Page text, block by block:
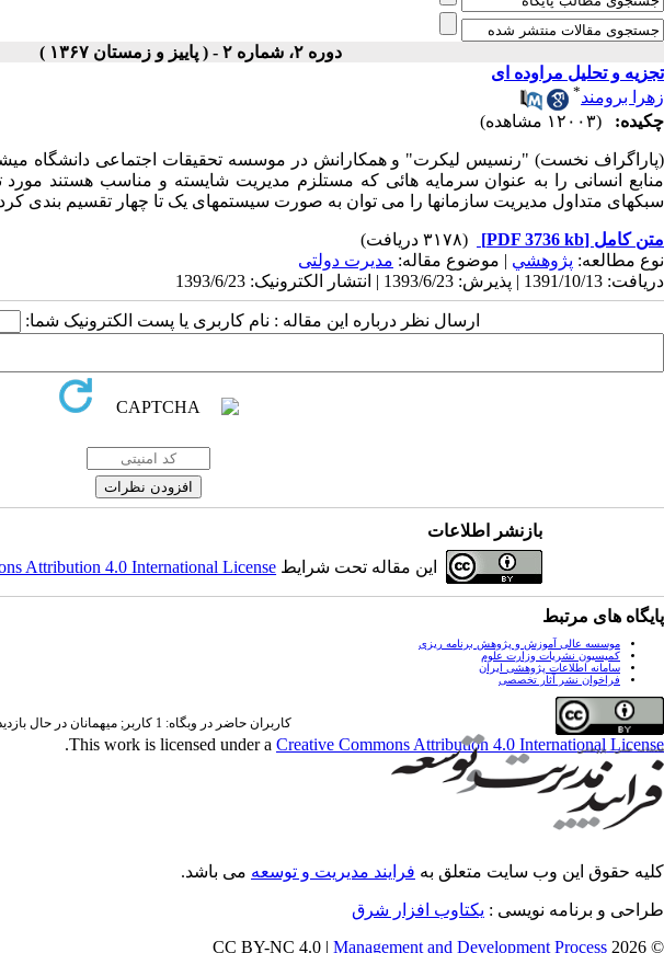
دوره ۲، شماره ۲ - ( پاييز و زمستان ۱۳۶۷ )
تجزیه و تحلیل مراوده ای
زهرا برومند*
چکیده: (۱۲۰۰۳ مشاهده)
(پاراگراف نخست) "رنسیس لیکرت" و همکارانش در موسسه تحقیقات اجتماعی دانشگاه
منابع انسانی را به عنوان سرمایه هائی که مستلزم مدیریت شایسته و مناسب هستند مورد
سبکهای متداول مدیریت سازمانها را می توان به صورت سیستمهای یک تا چهار تقسیم بندی
متن کامل [PDF 3736 kb]
(۳۱۷۸ دریافت)
نوع مطالعه: پژوهشي | موضوع مقاله: مدیرت دولتی
دریافت: 1391/10/13 | پذیرش: 1393/6/23 | انتشار الکترونیک: 1393/6/23
ارسال نظر درباره این مقاله : نام کاربری یا پست الکترونیک شما:
بازنشر اطلاعات
این مقاله تحت شرایط Attribution 4.0 International License
پایگاه های مرتبط
موسسه عالی آموزش و پژوهش برنامه ریزی
کمیسیون نشریات وزارت علوم
سامانه اطلاعات پژوهشی ایران
فراخوان نشر آثار تخصصی
This work is licensed under a Creative Commons Attribution 4.0 International License
.
کاربران حاضر در وبگاه: 1 کاربر; میهمانان در حال بازدید: 47
کلیه حقوق این وب سایت متعلق به فرایند مدیریت و توسعه می باشد.
طراحی و برنامه نویسی : یکتاوب افزار شرق
© 2026 CC BY-NC 4.0 |
Management and Development Process